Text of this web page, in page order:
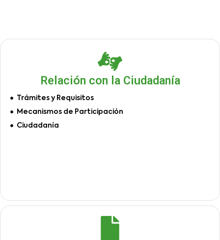
Relación con la Ciudadanía
Trámites y Requisitos
Mecanismos de Participación
Ciudadanía